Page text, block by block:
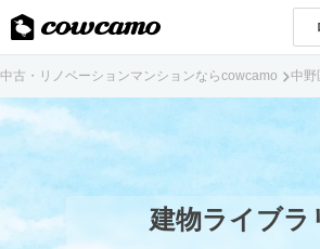
中古・リノベーションマンションならcowcamo 中野
建物ライブラ